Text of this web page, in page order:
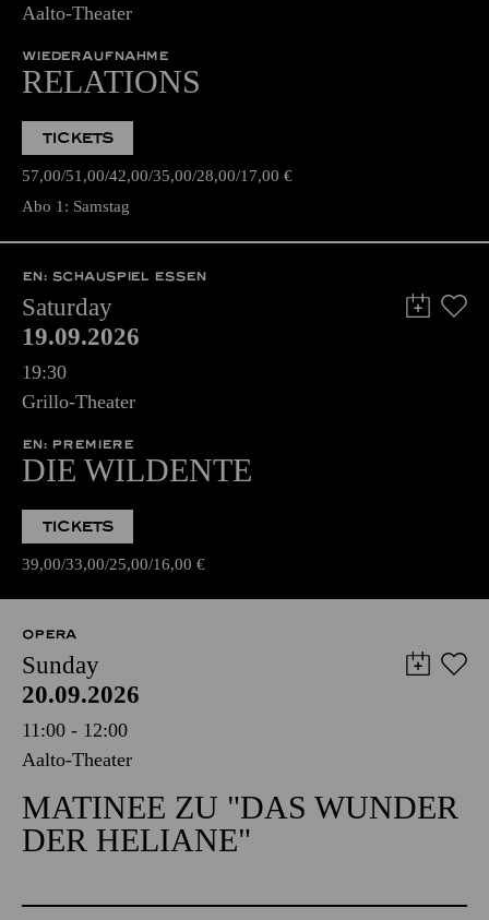
Aalto-Theater
WIEDERAUFNAHME
RELATIONS
TICKETS
57,00 51,00 42,00 35,00 28,00 17,00 €
Abo 1: Samstag
EN: SCHAUSPIEL ESSEN
Saturday
19.09.2026
19:30
Grillo-Theater
EN: PREMIERE
DIE WILDENTE
TICKETS
39,00 33,00 25,00 16,00 €
OPERA
Sunday
20.09.2026
11:00 - 12:00
Aalto-Theater
MATINEE ZU "DAS WUNDER
DER HELIANE"